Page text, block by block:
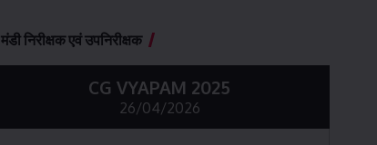
मंडी निरीक्षक एवं उपनिरीक्षक
CG VYAPAM 2025
26/04/2026